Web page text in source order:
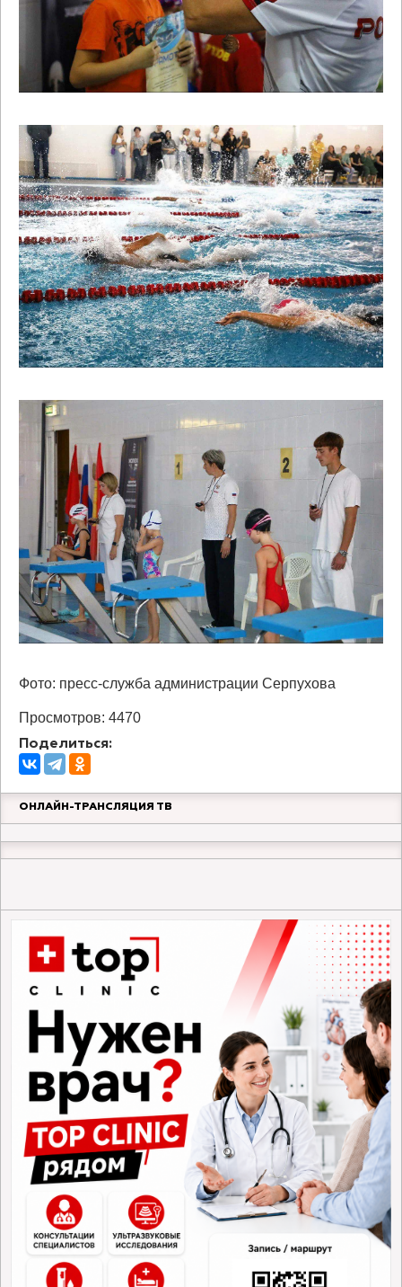
Фото: пресс-служба администрации Серпухова
Просмотров: 4470
Поделиться:
ОНЛАЙН-ТРАНСЛЯЦИЯ ТВ